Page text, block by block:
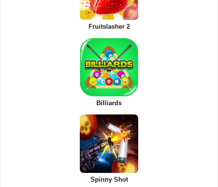
Fruitslasher 2
Billiards
Spinny Shot